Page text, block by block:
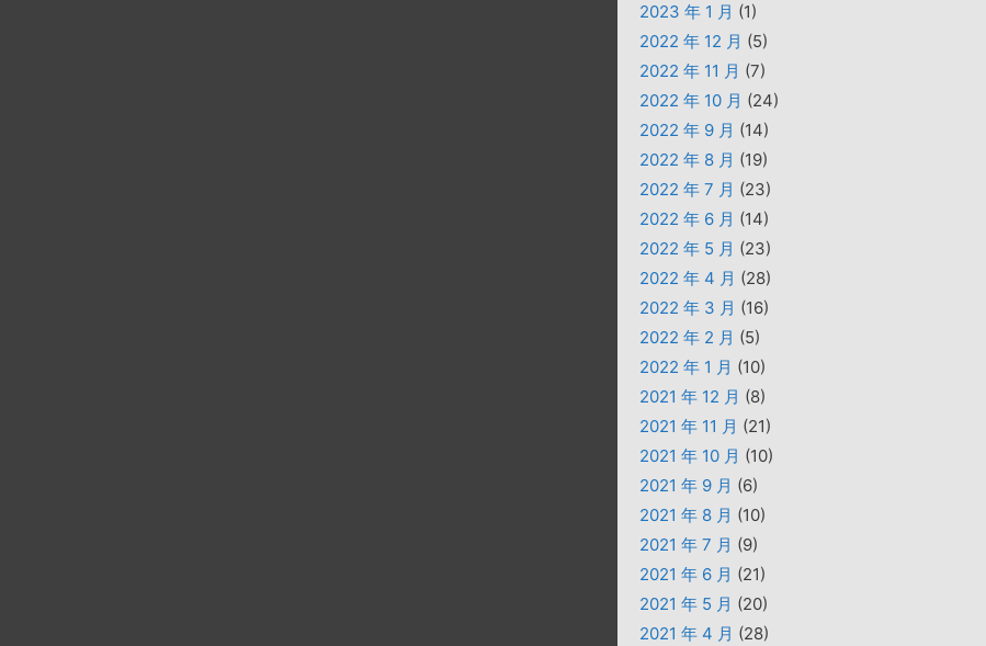
2023 年 1 月 (1)
2022 年 12 月 (5)
2022 年 11 月 (7)
2022 年 10 月 (24)
2022 年 9 月 (14)
2022 年 8 月 (19)
2022 年 7 月 (23)
2022 年 6 月 (14)
2022 年 5 月 (23)
2022 年 4 月 (28)
2022 年 3 月 (16)
2022 年 2 月 (5)
2022 年 1 月 (10)
2021 年 12 月 (8)
2021 年 11 月 (21)
2021 年 10 月 (10)
2021 年 9 月 (6)
2021 年 8 月 (10)
2021 年 7 月 (9)
2021 年 6 月 (21)
2021 年 5 月 (20)
2021 年 4 月 (28)